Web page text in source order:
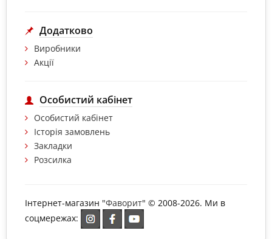
Додатково
Виробники
Акції
Особистий кабінет
Особистий кабінет
Історія замовлень
Закладки
Розсилка
Інтернет-магазин "Фаворит" © 2008-2026. Ми в
соцмережах: